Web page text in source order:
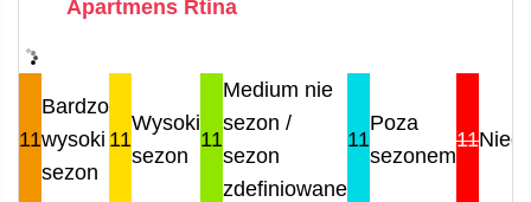
Apartmens Rtina
11
Bardzo
wysoki
sezon
11
Wysoki
sezon
11
Medium nie
sezon /
sezon
zdefiniowane
11
Poza
sezonem
11